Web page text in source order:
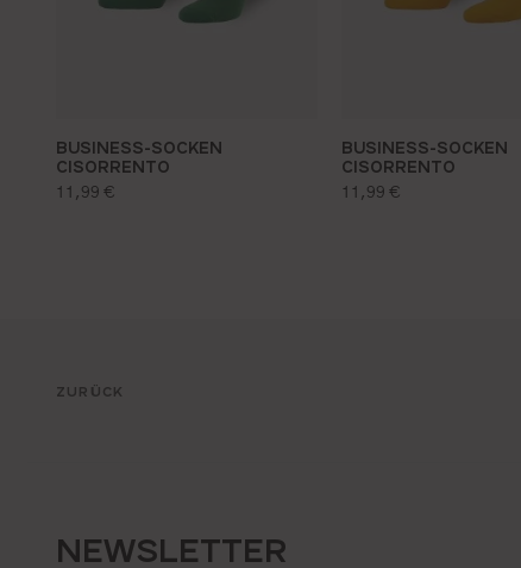
BUSINESS-SOCKEN
CISORRENTO
regulärer preis:
11,99 €
BUSINESS-SOCKEN
CISORRENTO
regulärer preis:
11,99 €
ZURÜCK
NEWSLETTER